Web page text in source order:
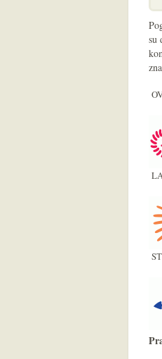
su